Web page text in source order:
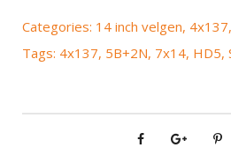
Categories: 14 inch velgen, 4x137,
Tags: 4x137, 5B+2N, 7x14, HD5,